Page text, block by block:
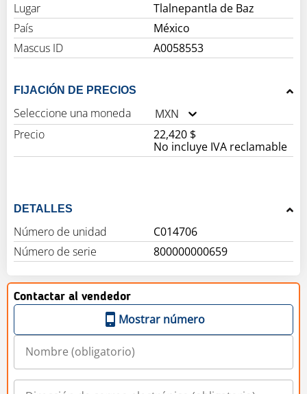
Lugar
Tlalnepantla de Baz
País
México
Mascus ID
A0058553
FIJACIÓN DE PRECIOS
Seleccione una moneda
MXN
Precio
22,420 $
No incluye IVA reclamable
DETALLES
Número de unidad
C014706
Número de serie
800000000659
Contactar al vendedor
Mostrar número